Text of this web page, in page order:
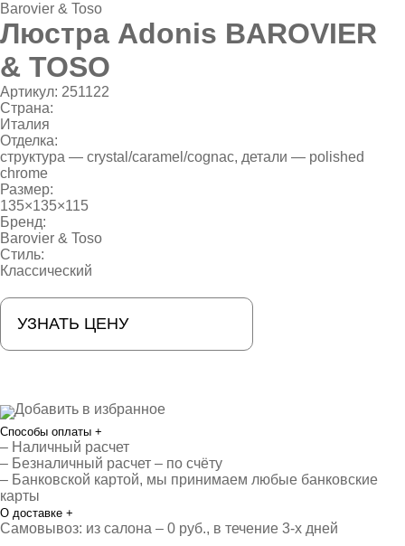
Barovier & Toso
Люстра Adonis BAROVIER
& TOSO
Артикул: 251122
Страна:
Италия
Отделка:
структура — crystal/caramel/cognac, детали — polished
chrome
Размер:
135×135×115
Бренд:
Barovier & Toso
Стиль:
Классический
УЗНАТЬ ЦЕНУ
Добавить в избранное
Способы оплаты +
– Наличный расчет
– Безналичный расчет – по счёту
– Банковской картой, мы принимаем любые банковские
карты
О доставке +
Самовывоз: из салона – 0 руб., в течение 3-х дней